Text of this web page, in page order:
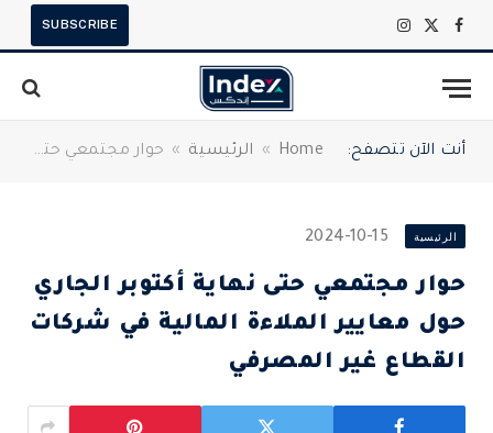
فيسبوك
X
الانستغرام
SUBSCRIBE
أنت الآن تتصفح: Home
» الرئيسية » حوار مجتمعي حتى نهاية أكتوبر الجاري حول معايير الملاءة المالية في شركات القطاع غير المصرفي
الرئيسية 2024-10-15
حوار مجتمعي حتى نهاية أكتوبر الجاري
حول معايير الملاءة المالية في شركات
القطاع غير المصرفي